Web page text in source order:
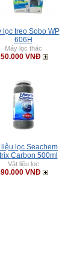
lọc treo Sobo WP
606H
Máy lọc thác
VNĐ
liệu lọc Seachem
Carbon 500ml
Vật liệu lọc
VNĐ